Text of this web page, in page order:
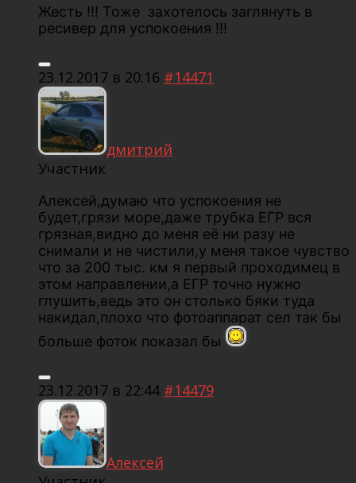
Жесть !!! Тоже захотелось заглянуть в
ресивер для успокоения !!!
23.12.2017 в 20:16 #14471
дмитрий
Участник
Алексей,думаю что успокоения не
будет,грязи море,даже трубка ЕГР вся
грязная,видно до меня её ни разу не
снимали и не чистили,у меня такое чувство
что за 200 тыс. км я первый проходимец в
этом направлении,а ЕГР точно нужно
глушить,ведь это он столько бяки туда
накидал,плохо что фотоаппарат сел так бы
больше фоток показал бы
23.12.2017 в 22:44 #14479
Алексей